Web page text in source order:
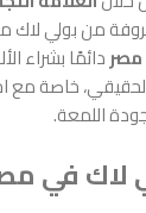
من بولي لاك
مصردائمًا بشراء
خاصة مع
اللمعة.
لاك في